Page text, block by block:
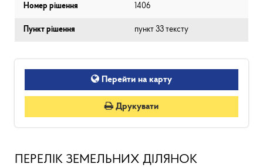
Номер рішення 1406
Пункт рішення пункт 33 тексту
Перейти на карту
Друкувати
ПЕРЕЛІК ЗЕМЕЛЬНИХ ДІЛЯНОК